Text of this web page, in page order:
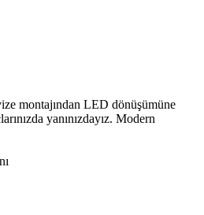
montajından LED dönüşümüne
yanınızdayız. Modern